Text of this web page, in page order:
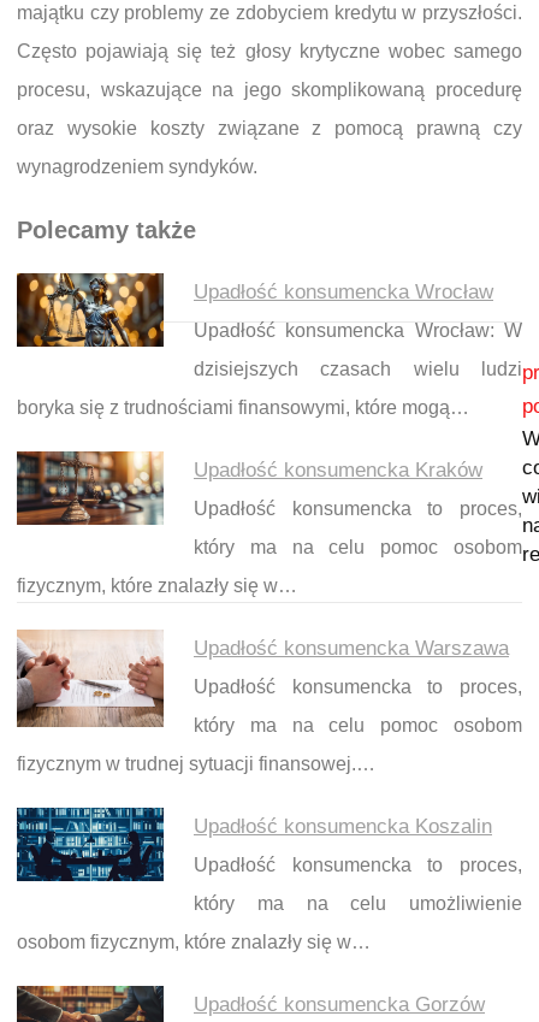
majątku czy problemy ze zdobyciem kredytu w przyszłości.
Często pojawiają się też głosy krytyczne wobec samego
procesu, wskazujące na jego skomplikowaną procedurę
oraz wysokie koszty związane z pomocą prawną czy
wynagrodzeniem syndyków.
Polecamy także
Upadłość konsumencka Wrocław
Upadłość konsumencka Wrocław: W
dzisiejszych czasach wielu ludzi
boryka się z trudnościami finansowymi, które mogą…
Upadłość konsumencka Kraków
Upadłość konsumencka to proces,
który ma na celu pomoc osobom
fizycznym, które znalazły się w…
Upadłość konsumencka Warszawa
Upadłość konsumencka to proces,
który ma na celu pomoc osobom
fizycznym w trudnej sytuacji finansowej.…
Upadłość konsumencka Koszalin
Upadłość konsumencka to proces,
który ma na celu umożliwienie
osobom fizycznym, które znalazły się w…
Upadłość konsumencka Gorzów
Nawigacja wpisu